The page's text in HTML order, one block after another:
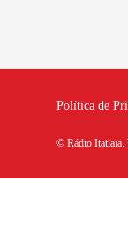
Política de
© Rádio Itatiaia.